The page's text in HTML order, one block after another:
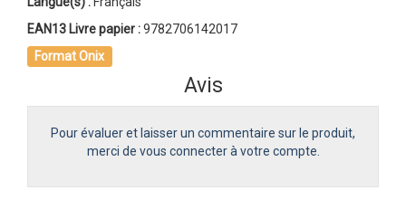
EAN13 Livre papier :9782706142017
Format Onix
Avis
Pour évaluer et laisser un commentaire sur le produit,
merci de vous connecter à votre compte.